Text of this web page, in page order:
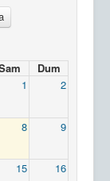
Dum
1 2
8 9
15 16